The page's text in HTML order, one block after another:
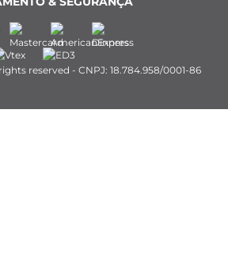
reserved - CNPJ: 18.784.958/0001-86